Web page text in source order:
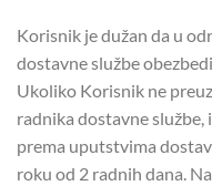
Korisnik je dužan da u
dostavne službe
Ukoliko Korisnik ne
radnika dostavne službe,
prema uputstvima
roku od 2 radnih dana.